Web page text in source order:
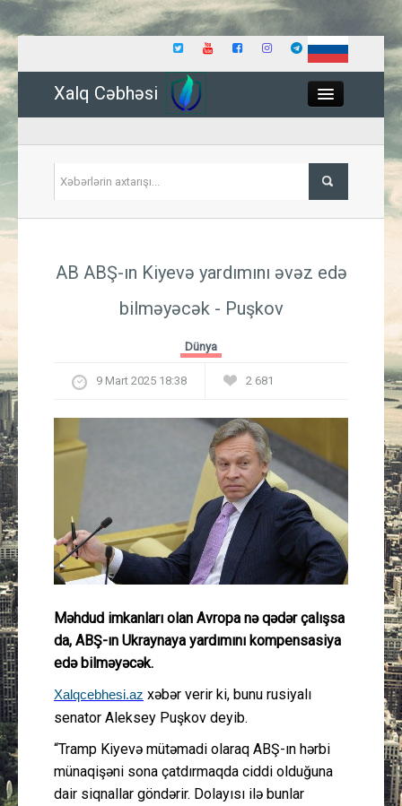
Xalq Cəbhəsi
İqtisadiyyat
Güney Azərbaycan
Mədəniyyət
Müsahibə
İdman
Gündəm
Cəmiyyət
Peşə etikası
Əlaqə
AB ABŞ-ın Kiyevə yardımını əvəz edə
bilməyəcək - Puşkov
Dünya
9 Mart 2025 18:38 2 681
Məhdud imkanları olan Avropa nə qədər çalışsa
da, ABŞ-ın Ukraynaya yardımını kompensasiya
edə bilməyəcək.
Xalqcebhesi.az xəbər verir ki, bunu rusiyalı
senator Aleksey Puşkov deyib.
“Tramp Kiyevə mütəmadi olaraq ABŞ-ın hərbi
münaqişəni sona çatdırmaqda ciddi olduğuna
dair siqnallar göndərir. Dolayısı ilə bunlar